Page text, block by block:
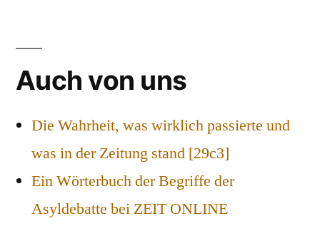
Auch von uns
Die Wahrheit, was wirklich passierte und
was in der Zeitung stand [29c3]
Ein Wörterbuch der Begriffe der
Asyldebatte bei ZEIT ONLINE